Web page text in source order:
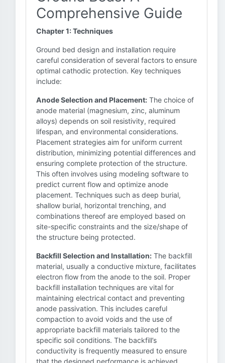
Comprehensive Guide
Chapter 1: Techniques
Ground bed design and installation require
careful consideration of several factors to ensure
optimal cathodic protection. Key techniques
include:
Anode Selection and Placement: The choice of
anode material (magnesium, zinc, aluminum
alloys) depends on soil resistivity, required
lifespan, and environmental considerations.
Placement strategies aim for uniform current
distribution, minimizing potential differences and
ensuring complete protection of the structure.
This often involves using modeling software to
predict current flow and optimize anode
placement. Techniques such as deep burial,
shallow burial, horizontal trenching, and
combinations thereof are employed based on
site-specific constraints and the size/shape of
the structure being protected.
Backfill Selection and Installation: The backfill
material, usually a conductive mixture, facilitates
electron flow from the anode to the soil. Proper
backfill installation techniques are vital for
maintaining electrical contact and preventing
anode passivation. This includes careful
compaction to avoid voids and the use of
appropriate backfill materials tailored to the
specific soil conditions. The backfill’s
conductivity is frequently measured to ensure
that the designed performance is achieved.